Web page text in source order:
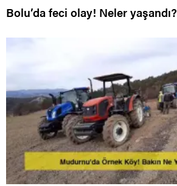
Bolu’da feci olay! Neler yaşandı?